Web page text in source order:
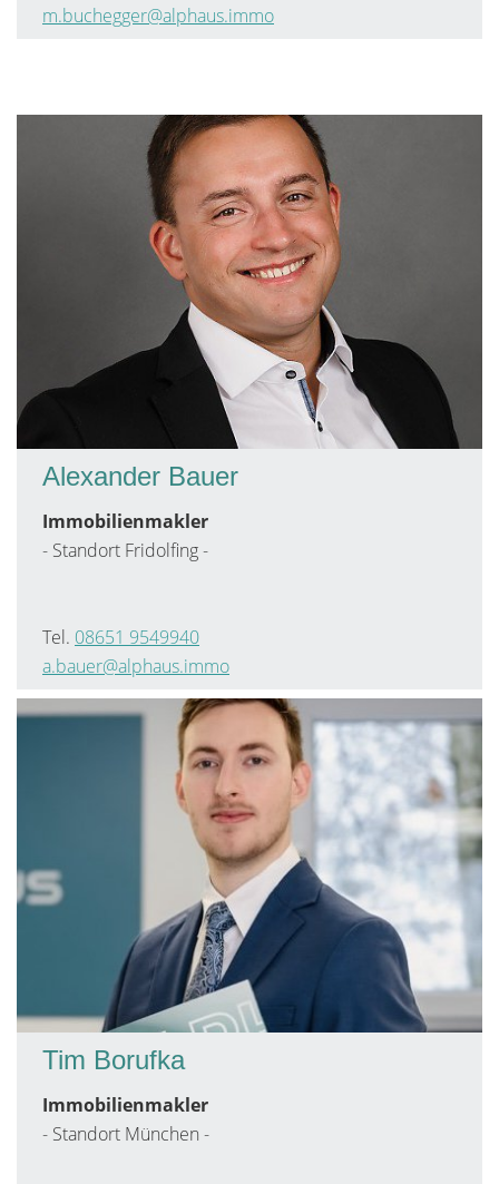
m.buchegger@alphaus.immo
Alexander Bauer
Immobilienmakler
- Standort Fridolfing -
Tel. 08651 9549940
a.bauer@alphaus.immo
Tim Borufka
Immobilienmakler
- Standort München -